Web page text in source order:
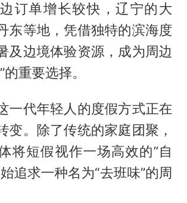
订单增长较快，辽宁的大
东等地，凭借独特的滨海度
及边境体验资源，成为周边
重要选择。
一代年轻人的度假方式正在
变。除了传统的家庭团聚，
将短假视作一场高效的“自
追求一种名为“去班味”的周